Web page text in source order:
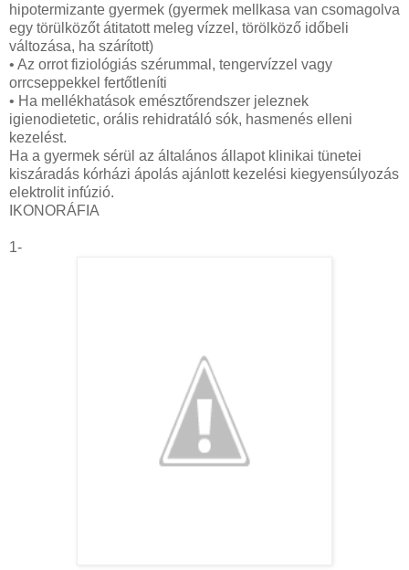
hipotermizante gyermek (gyermek mellkasa van csomagolva
egy törülközőt átitatott meleg vízzel, törölköző időbeli
változása, ha szárított)
• Az orrot fiziológiás szérummal, tengervízzel vagy
orrcseppekkel fertőtleníti
• Ha mellékhatások emésztőrendszer jeleznek
igienodietetic, orális rehidratáló sók, hasmenés elleni
kezelést.
Ha a gyermek sérül az általános állapot klinikai tünetei
kiszáradás kórházi ápolás ajánlott kezelési kiegyensúlyozás
elektrolit infúzió.
IKONORÁFIA
1-